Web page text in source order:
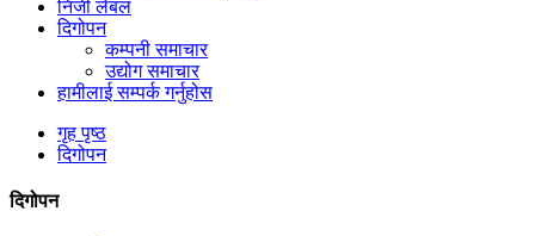
निजी लेबल
दिगोपन
कम्पनी समाचार
उद्योग समाचार
हामीलाई सम्पर्क गर्नुहोस
गृह पृष्ठ
दिगोपन
दिगोपन